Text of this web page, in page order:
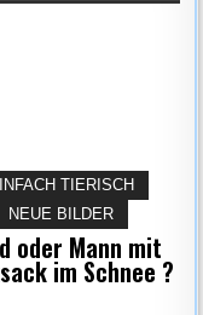
TIERISCH
NEUE BILDER
oder Mann mit
im Schnee ?